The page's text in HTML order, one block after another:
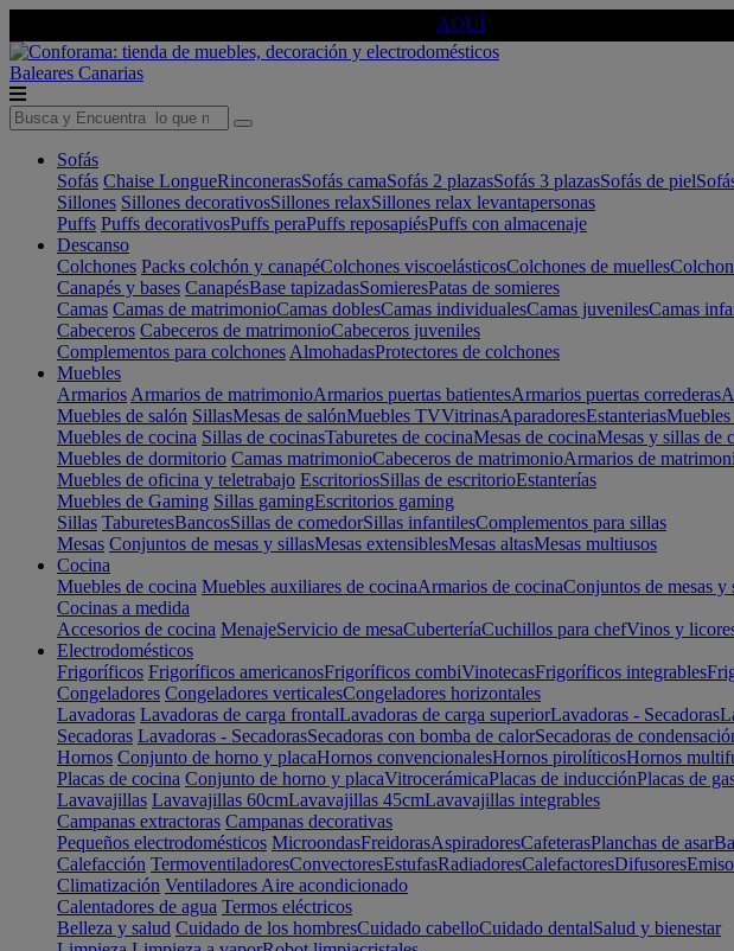
AQUÍ
Baleares Canarias
Sofás
Sofás Chaise LongueRinconerasSofás camaSofás 2 plazasSofás 3 plazasSofás de piel
Sillones Sillones decorativosSillones relaxSillones relax levantapersonas
Puffs Puffs decorativosPuffs peraPuffs reposapiésPuffs con almacenaje
Descanso
Colchones Packs colchón y canapéColchones viscoelásticosColchones de muelles
Canapés y bases CanapésBase tapizadasSomieresPatas de somieres
Camas Camas de matrimonioCamas doblesCamas individualesCamas juvenilesCamas
Cabeceros Cabeceros de matrimonioCabeceros juveniles
Complementos para colchones AlmohadasProtectores de colchones
Muebles
Armarios Armarios de matrimonioArmarios puertas batientesArmarios puertas correderas
Muebles de salón SillasMesas de salónMuebles TVVitrinasAparadoresEstanterias
Muebles de cocina Sillas de cocinasTaburetes de cocinaMesas de cocinaMesas y sillas de
Muebles de dormitorio Camas matrimonioCabeceros de matrimonioArmarios de
Muebles de oficina y teletrabajo EscritoriosSillas de escritorioEstanterías
Muebles de Gaming Sillas gamingEscritorios gaming
Sillas TaburetesBancosSillas de comedorSillas infantilesComplementos para sillas
Mesas Conjuntos de mesas y sillasMesas extensiblesMesas altasMesas multiusos
Cocina
Muebles de cocina Muebles auxiliares de cocinaArmarios de cocinaConjuntos de mesas y
Cocinas a medida
Accesorios de cocina MenajeServicio de mesaCuberteríaCuchillos para chefVinos y
Electrodomésticos
Frigoríficos Frigoríficos americanosFrigoríficos combiVinotecasFrigoríficos integrables
Congeladores Congeladores verticalesCongeladores horizontales
Lavadoras Lavadoras de carga frontalLavadoras de carga superiorLavadoras - Secadoras
Secadoras Lavadoras - SecadorasSecadoras con bomba de calorSecadoras de
Hornos Conjunto de horno y placaHornos convencionalesHornos pirolíticosHornos
Placas de cocina Conjunto de horno y placaVitrocerámicaPlacas de inducciónPlacas de
Lavavajillas Lavavajillas 60cmLavavajillas 45cmLavavajillas integrables
Campanas extractoras Campanas decorativas
Pequeños electrodomésticos MicroondasFreidorasAspiradoresCafeterasPlanchas de asar
Calefacción TermoventiladoresConvectoresEstufasRadiadoresCalefactoresDifusores
Climatización Ventiladores Aire acondicionado
Calentadores de agua Termos eléctricos
Belleza y salud Cuidado de los hombresCuidado cabelloCuidado dentalSalud y bienestar